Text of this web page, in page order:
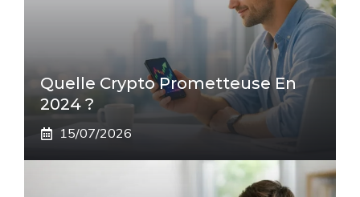
Quelle Crypto Prometteuse En
2024 ?
15/07/2026